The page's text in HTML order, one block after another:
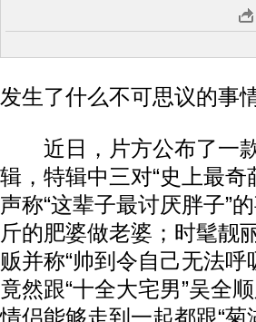
发生了什么不可思议的事
近日，片方公布了一款
辑，特辑中三对“史上最
声称“这辈子最讨厌胖子”
斤的肥婆做老婆；时髦靓
贩并称“帅到令自己无法
竟然跟“十全大宅男”吴全